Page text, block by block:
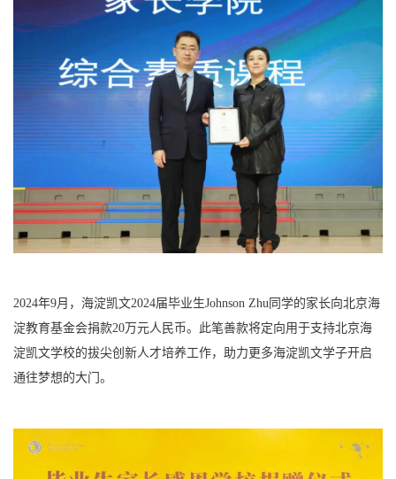
2024年9月，海淀凯文2024届毕业生Johnson Zhu同学的家长向北京海
淀教育基金会捐款20万元人民币。此笔善款将定向用于支持北京海
淀凯文学校的拔尖创新人才培养工作，助力更多海淀凯文学子开启
通往梦想的大门。